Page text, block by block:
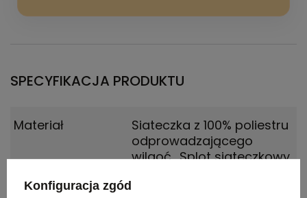
SPECYFIKACJA PRODUKTU
Materiał
Siateczka z 100% poliestru
odprowadzającego
wilgoć.,Splot siateczkowy
Konfiguracja zgód